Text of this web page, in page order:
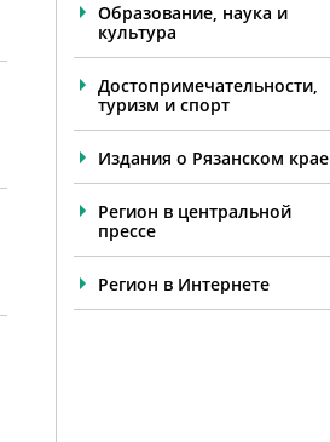
Образование, наука и
культура
Достопримечательности,
туризм и спорт
Издания о Рязанском крае
Регион в центральной
прессе
Регион в Интернете